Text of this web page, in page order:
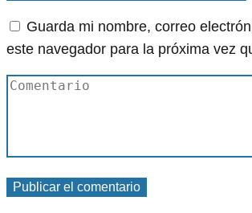
Guarda mi nombre, correo
este navegador para la próxima vez